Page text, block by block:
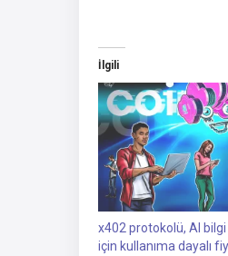
İlgili
x402 protokolü, AI
için kullanıma dayalı